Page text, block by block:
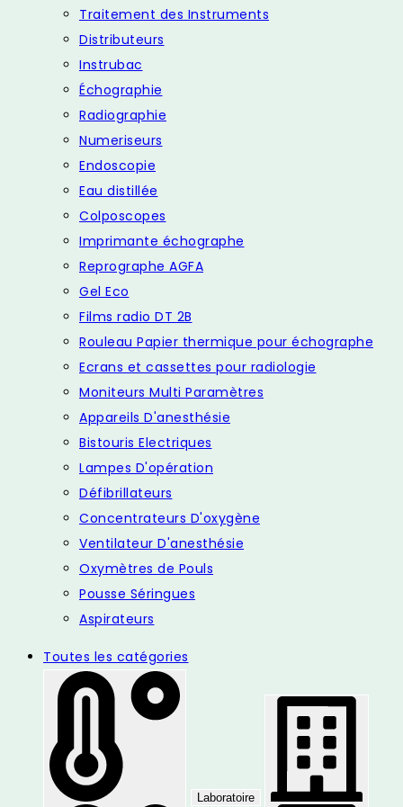
Traitement des Instruments
Distributeurs
Instrubac
Échographie
Radiographie
Numeriseurs
Endoscopie
Eau distillée
Colposcopes
Imprimante échographe
Reprographe AGFA
Gel Eco
Films radio DT 2B
Rouleau Papier thermique pour échographe
Ecrans et cassettes pour radiologie
Moniteurs Multi Paramètres
Appareils D'anesthésie
Bistouris Electriques
Lampes D'opération
Défibrillateurs
Concentrateurs D'oxygène
Ventilateur D'anesthésie
Oxymètres de Pouls
Pousse Séringues
Aspirateurs
Toutes les catégories
Laboratoire